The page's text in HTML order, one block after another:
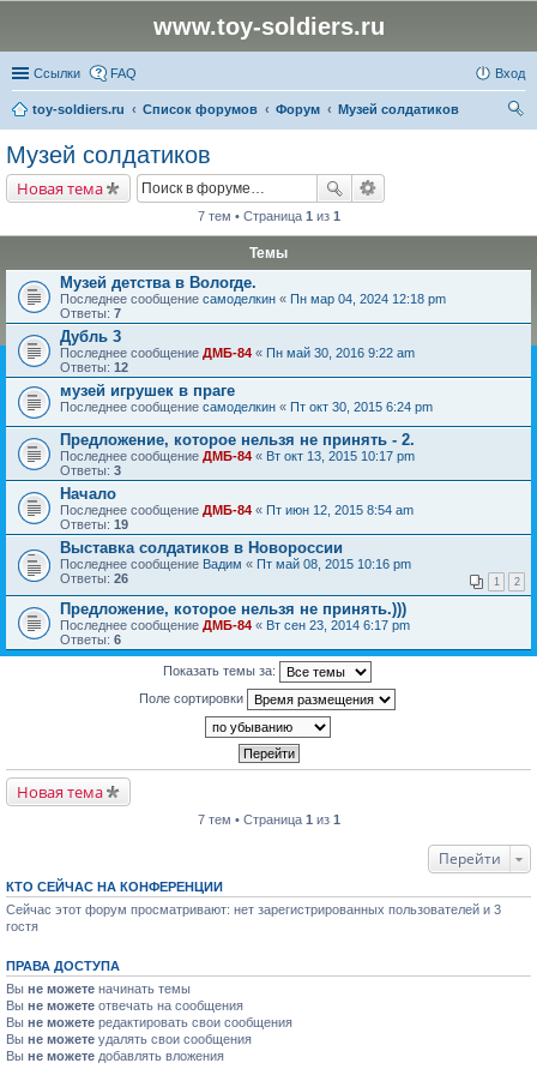
www.toy-soldiers.ru
Ссылки FAQ Вход
toy-soldiers.ru Список форумов Форум
Музей солдатиков
Музей солдатиков
Новая тема
7 тем • Страница 1 из 1
Темы
Музей детства в Вологде.
Последнее сообщение самоделкин « Пн мар 04, 2024 12:18 pm
Ответы: 7
Дубль 3
Последнее сообщение ДМБ-84 « Пн май 30, 2016 9:22 am
Ответы: 12
музей игрушек в праге
Последнее сообщение самоделкин « Пт окт 30, 2015 6:24 pm
Предложение, которое нельзя не принять - 2.
Последнее сообщение ДМБ-84 « Вт окт 13, 2015 10:17 pm
Ответы: 3
Начало
Последнее сообщение ДМБ-84 « Пт июн 12, 2015 8:54 am
Ответы: 19
Выставка солдатиков в Новороссии
Последнее сообщение Вадим « Пт май 08, 2015 10:16 pm
Ответы: 26 1 2
Предложение, которое нельзя не принять.)))
Последнее сообщение ДМБ-84 « Вт сен 23, 2014 6:17 pm
Ответы: 6
Показать темы за:
Поле сортировки
Новая тема
7 тем • Страница 1 из 1
Перейти
КТО СЕЙЧАС НА КОНФЕРЕНЦИИ
Сейчас этот форум просматривают: нет зарегистрированных пользователей и 3
гостя
ПРАВА ДОСТУПА
Вы не можете начинать темы
Вы не можете отвечать на сообщения
Вы не можете редактировать свои сообщения
Вы не можете удалять свои сообщения
Вы не можете добавлять вложения